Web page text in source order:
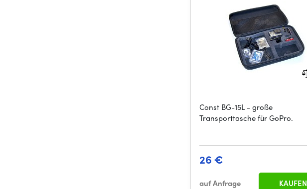
Const BG-15L - große
Transporttasche für GoPro.
26 €
auf Anfrage KAUFEN